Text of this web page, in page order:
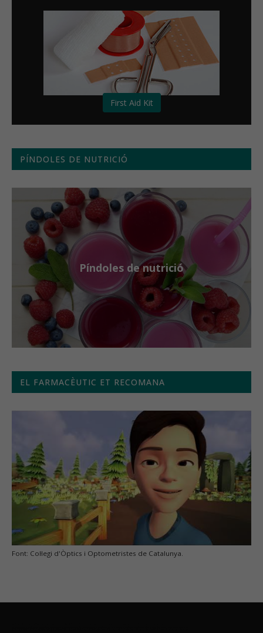
First Aid Kit
PÍNDOLES DE NUTRICIÓ
Píndoles de nutrició
EL FARMACÈUTIC ET RECOMANA
Font: Col·legi d'Òptics i Optometristes de Catalunya.